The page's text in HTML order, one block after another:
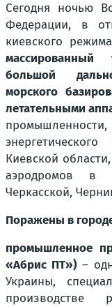
Сегодня ночью
Федерации, в
киевского
большой
морского
летательными
Киевской
аэродромов в
Черкасской,
Поражены в
промышленное
«Абрис ПТ»)–
Украины,
производстве